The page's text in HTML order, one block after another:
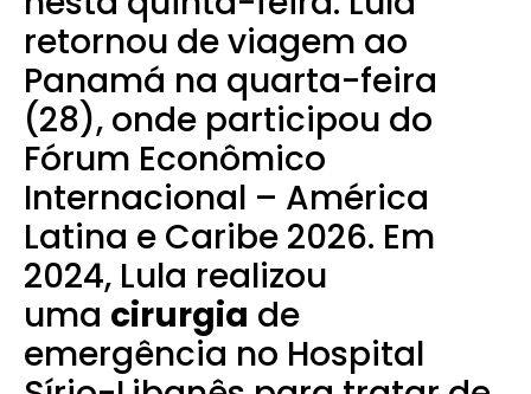
retornou de viagem ao
Panamá na quarta-feira
(28), onde participou do
Fórum Econômico
Internacional – América
Latina e Caribe 2026. Em
2024, Lula realizou
uma cirurgia de
emergência no Hospital